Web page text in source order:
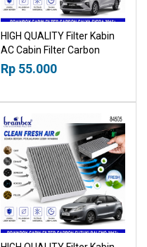
HIGH QUALITY Filter Kabin
AC Cabin Filter Carbon
Toyota Calya Daihatsu Sigra
2016+ 18518030
Rp 55.000